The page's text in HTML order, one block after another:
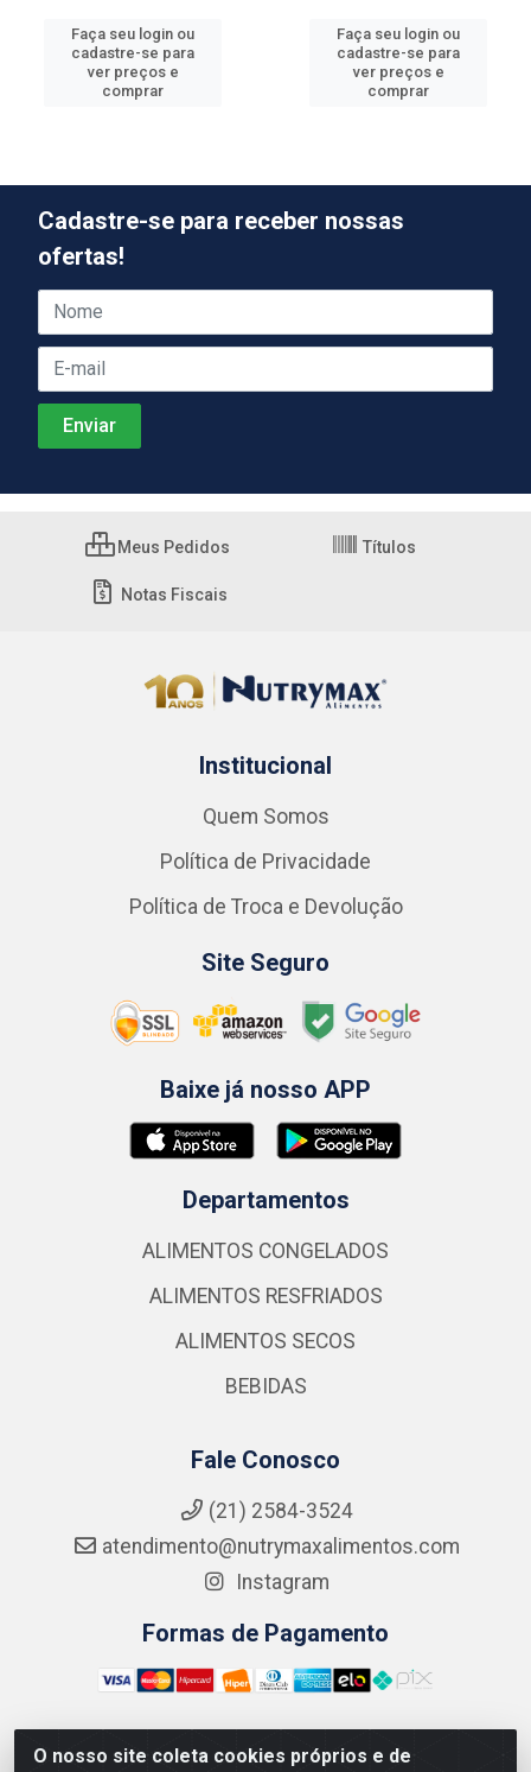
Faça seu login ou
cadastre-se para
ver preços e
comprar
Faça seu login ou
cadastre-se para
ver preços e
comprar
O nosso site coleta cookies próprios e de
Cadastre-se para receber nossas
ofertas!
Meus Pedidos Títulos
Notas Fiscais
Institucional
Quem Somos
Política de Privacidade
Política de Troca e Devolução
Site Seguro
Baixe já nosso APP
Departamentos
ALIMENTOS CONGELADOS
ALIMENTOS RESFRIADOS
ALIMENTOS SECOS
BEBIDAS
Fale Conosco
(21) 2584-3524
atendimento@nutrymaxalimentos.com
Instagram
Formas de Pagamento